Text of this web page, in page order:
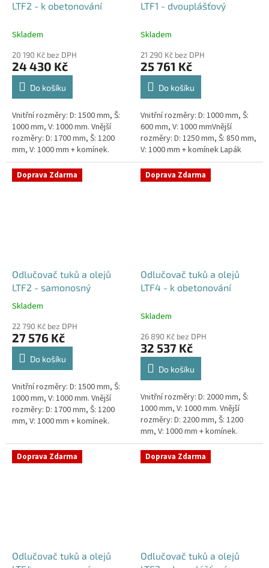
LTF2 - k obetonování
Skladem
20 190 Kč bez DPH
24 430 Kč
Do košíku
Vnitřní rozměry: D: 1500 mm, Š:
1000 mm, V: 1000 mm. Vnější
rozměry: D: 1700 mm, Š: 1200
mm, V: 1000 mm + komínek.
Lapák tuků do 2l/s nebo 250
jídel denně Průměr a umístění...
LTF1 - dvouplášťový
Skladem
21 290 Kč bez DPH
25 761 Kč
Do košíku
Vnitřní rozměry: D: 1000 mm, Š:
600 mm, V: 1000 mmVnější
rozměry: D: 1250 mm, Š: 850 mm,
V: 1000 mm + komínek Lapák
tuků do 1l/s nebo 100 jídel
denně Průměr a umístění...
Doprava Zdarma
Odlučovač tuků a olejů
LTF2 - samonosný
Průměrné
produktu
je
5,0
hvězdiček.
Skladem
22 790 Kč bez DPH
27 576 Kč
Do košíku
Vnitřní rozměry: D: 1500 mm, Š:
1000 mm, V: 1000 mm. Vnější
rozměry: D: 1700 mm, Š: 1200
mm, V: 1000 mm + komínek.
jídel denně Průměr a umístění...
Doprava Zdarma
Odlučovač tuků a olejů
LTF4 - k obetonování
Skladem
26 890 Kč bez DPH
32 537 Kč
Do košíku
Vnitřní rozměry: D: 2000 mm, Š:
1000 mm, V: 1000 mm. Vnější
rozměry: D: 2200 mm, Š: 1200
mm, V: 1000 mm + komínek.
Lapák tuků do 4l/s nebo 600
jídel denně Průměr a umístění...
Doprava Zdarma
Odlučovač tuků a olejů
Doprava Zdarma
Odlučovač tuků a olejů